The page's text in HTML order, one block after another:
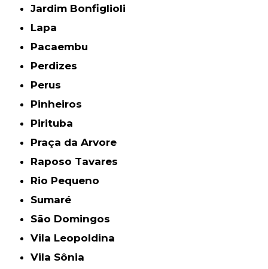
Jardim Bonfiglioli
Lapa
Pacaembu
Perdizes
Perus
Pinheiros
Pirituba
Praça da Arvore
Raposo Tavares
Rio Pequeno
Sumaré
São Domingos
Vila Leopoldina
Vila Sônia